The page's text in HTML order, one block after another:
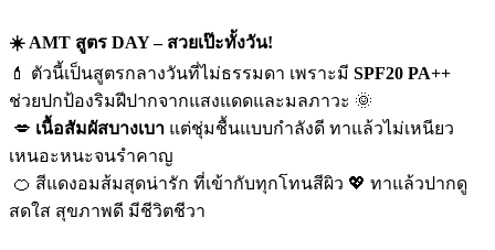
☀️ AMT สูตร DAY – สวยเป๊ะทั้งวัน!
💄 ตัวนี้เป็นสูตรกลางวันที่ไม่ธรรมดา เพราะมี SPF20 PA++
ช่วยปกป้องริมฝีปากจากแสงแดดและมลภาวะ 🌞
💋 เนื้อสัมผัสบางเบา แต่ชุ่มชื้นแบบกำลังดี ทาแล้วไม่เหนียว
เหนอะหนะจนรำคาญ
🍊 สีแดงอมส้มสุดน่ารัก ที่เข้ากับทุกโทนสีผิว 💖 ทาแล้วปากดู
สดใส สุขภาพดี มีชีวิตชีวา